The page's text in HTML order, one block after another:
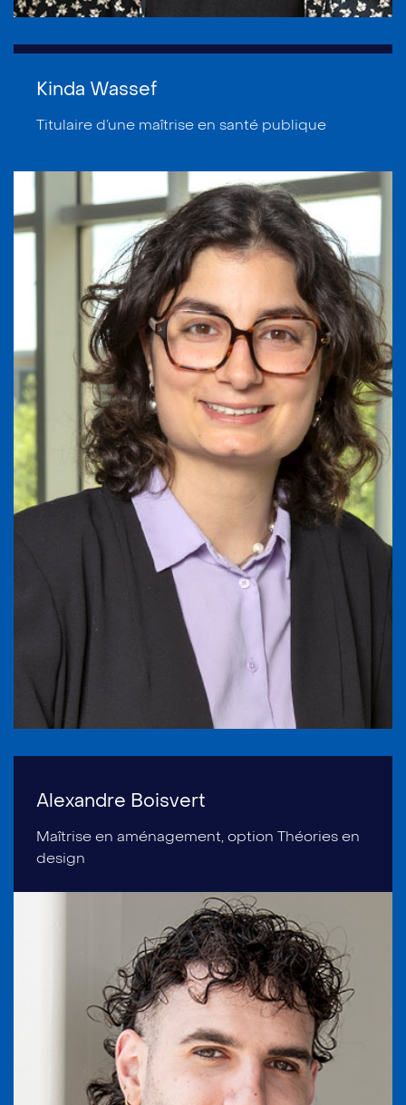
Kinda Wassef
Titulaire d’une maîtrise en santé publique
Alexandre Boisvert
Maîtrise en aménagement, option Théories en
design